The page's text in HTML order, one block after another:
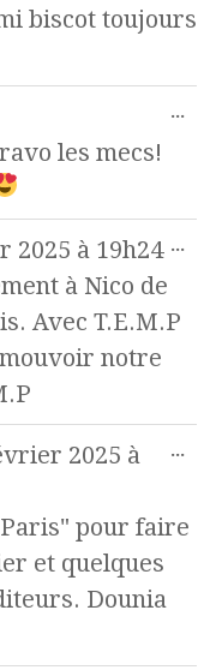
biscot toujours
les mecs!
...
2025 à 19h24
à Nico de
Avec T.E.M.P
notre
...
2025 à
pour faire
et quelques
Dounia
...